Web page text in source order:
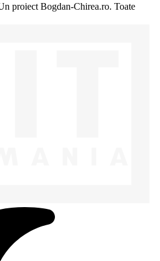
proiect Bogdan-Chirea.ro. Toate